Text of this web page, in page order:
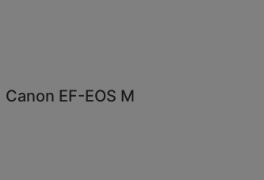
Canon EF-EOS M